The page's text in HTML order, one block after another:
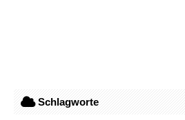
Schlagworte